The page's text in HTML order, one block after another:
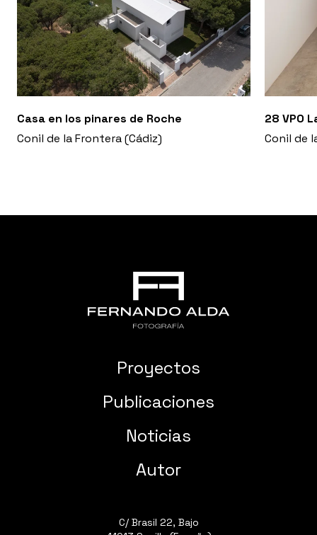
Casa en los pinares de Roche
Conil de la Frontera (Cádiz)
28 VPO
Conil de
Proyectos
Publicaciones
Noticias
Autor
C/ Brasil 22, Bajo